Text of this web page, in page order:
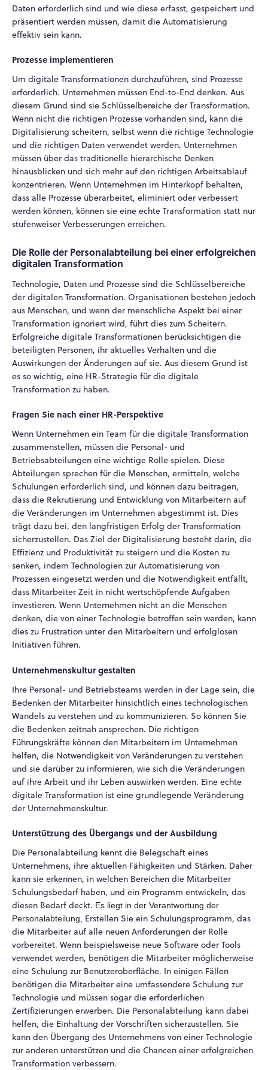
Daten erforderlich sind und wie diese erfasst, gespeichert und
präsentiert werden müssen, damit die Automatisierung
effektiv sein kann.
Prozesse implementieren
Um digitale Transformationen durchzuführen, sind Prozesse
erforderlich. Unternehmen müssen End-to-End denken. Aus
diesem Grund sind sie Schlüsselbereiche der Transformation.
Wenn nicht die richtigen Prozesse vorhanden sind, kann die
Digitalisierung scheitern, selbst wenn die richtige Technologie
und die richtigen Daten verwendet werden. Unternehmen
müssen über das traditionelle hierarchische Denken
hinausblicken und sich mehr auf den richtigen Arbeitsablauf
konzentrieren. Wenn Unternehmen im Hinterkopf behalten,
dass alle Prozesse überarbeitet, eliminiert oder verbessert
werden können, können sie eine echte Transformation statt nur
stufenweiser Verbesserungen erreichen.
Die Rolle der Personalabteilung bei einer erfolgreichen
digitalen Transformation
Technologie, Daten und Prozesse sind die Schlüsselbereiche
der digitalen Transformation. Organisationen bestehen jedoch
aus Menschen, und wenn der menschliche Aspekt bei einer
Transformation ignoriert wird, führt dies zum Scheitern.
Erfolgreiche digitale Transformationen berücksichtigen die
beteiligten Personen, ihr aktuelles Verhalten und die
Auswirkungen der Änderungen auf sie. Aus diesem Grund ist
es so wichtig, eine HR-Strategie für die digitale
Transformation zu haben.
Fragen Sie nach einer HR-Perspektive
Wenn Unternehmen ein Team für die digitale Transformation
zusammenstellen, müssen die Personal- und
Betriebsabteilungen eine wichtige Rolle spielen. Diese
Abteilungen sprechen für die Menschen, ermitteln, welche
Schulungen erforderlich sind, und können dazu beitragen,
dass die Rekrutierung und Entwicklung von Mitarbeitern auf
die Veränderungen im Unternehmen abgestimmt ist. Dies
trägt dazu bei, den langfristigen Erfolg der Transformation
sicherzustellen. Das Ziel der Digitalisierung besteht darin, die
Effizienz und Produktivität zu steigern und die Kosten zu
senken, indem Technologien zur Automatisierung von
Prozessen eingesetzt werden und die Notwendigkeit entfällt,
dass Mitarbeiter Zeit in nicht wertschöpfende Aufgaben
investieren. Wenn Unternehmen nicht an die Menschen
denken, die von einer Technologie betroffen sein werden, kann
dies zu Frustration unter den Mitarbeitern und erfolglosen
Initiativen führen.
Unternehmenskultur gestalten
Ihre Personal- und Betriebsteams werden in der Lage sein, die
Bedenken der Mitarbeiter hinsichtlich eines technologischen
Wandels zu verstehen und zu kommunizieren. So können Sie
die Bedenken zeitnah ansprechen. Die richtigen
Führungskräfte können den Mitarbeitern im Unternehmen
helfen, die Notwendigkeit von Veränderungen zu verstehen
und sie darüber zu informieren, wie sich die Veränderungen
auf ihre Arbeit und ihr Leben auswirken werden. Eine echte
digitale Transformation ist eine grundlegende Veränderung
der Unternehmenskultur.
Unterstützung des Übergangs und der Ausbildung
Die Personalabteilung kennt die Belegschaft eines
Unternehmens, ihre aktuellen Fähigkeiten und Stärken. Daher
kann sie erkennen, in welchen Bereichen die Mitarbeiter
Schulungsbedarf haben, und ein Programm entwickeln, das
diesen Bedarf deckt. Es liegt in der Verantwortung der
Personalabteilung,
Erstellen Sie ein Schulungsprogramm, das
die Mitarbeiter auf alle neuen Anforderungen der Rolle
vorbereitet. Wenn beispielsweise neue Software oder Tools
verwendet werden, benötigen die Mitarbeiter möglicherweise
eine Schulung zur Benutzeroberfläche. In einigen Fällen
benötigen die Mitarbeiter eine umfassendere Schulung zur
Technologie und müssen sogar die erforderlichen
Zertifizierungen erwerben. Die Personalabteilung kann dabei
helfen, die Einhaltung der Vorschriften sicherzustellen. Sie
kann den Übergang des Unternehmens von einer Technologie
zur anderen unterstützen und die Chancen einer erfolgreichen
Transformation verbessern.